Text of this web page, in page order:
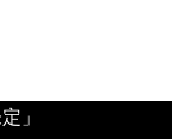
」